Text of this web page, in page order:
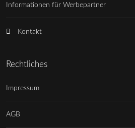
Informationen für Werbepartner
Kontakt
Rechtliches
Impressum
AGB